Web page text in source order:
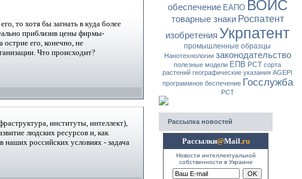
то хотя бы загнать в куда более
приблизив цены фирмы-
его, конечно, не
Что происходит?
институты, интеллект),
людских ресурсов и, как
наших российских условиях - задача
обеспечение ЕАПО ВОИС
товарные знаки Роспатент
изобретения Укрпатент
промышленные образцы
Нанотехнологии законодательство
полезные модели ЕПВ РСТ сорта
растений географические указания АGEPI
программное беспечение Госслужба
PCT
Рассылка новостей
Рассылки@Mail.ru
Новости интеллектуальной
собственности в Украине